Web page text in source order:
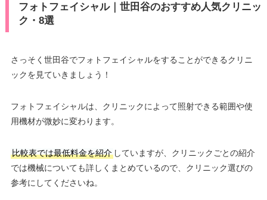
フォトフェイシャル｜世田谷のおすすめ人気クリニッ
ク・8選
さっそく世田谷でフォトフェイシャルをすることができるクリニ
ックを見ていきましょう！
フォトフェイシャルは、クリニックによって照射できる範囲や使
用機材が微妙に変わります。
比較表では最低料金を紹介していますが、クリニックごとの紹介
では機械についても詳しくまとめているので、クリニック選びの
参考にしてくださいね。